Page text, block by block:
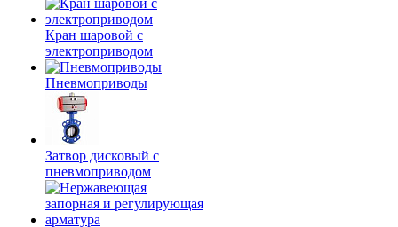
Кран шаровой с
электроприводом
Пневмоприводы
Затвор дисковый с
пневмоприводом